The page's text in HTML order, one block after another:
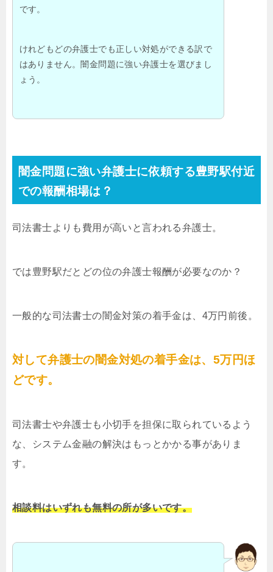
です。
けれどもどの弁護士でも正しい対処ができる訳で
はありません。闇金問題に強い弁護士を選びまし
ょう。
闇金問題に強い弁護士に依頼する豊野駅付近
での報酬相場は？
司法書士よりも費用が高いと言われる弁護士。
では豊野駅だとどの位の弁護士報酬が必要なのか？
一般的な司法書士の闇金対策の着手金は、4万円前後。
対して弁護士の闇金対処の着手金は、5万円ほ
どです。
司法書士や弁護士も小切手を担保に取られているよう
な、システム金融の解決はもっとかかる事がありま
す。
相談料はいずれも無料の所が多いです。